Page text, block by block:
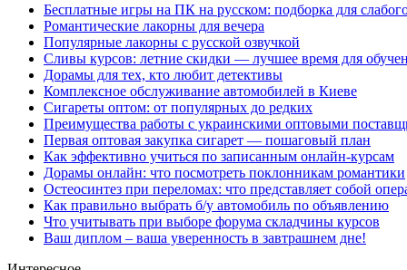
Бесплатные игры на ПК на русском: подборка для
Романтические лакорны для вечера
Популярные лакорны с русской озвучкой
Сливы курсов: летние скидки — лучшее время для
Дорамы для тех, кто любит детективы
Комплексное обслуживание автомобилей в Киеве
Сигареты оптом: от популярных до редких
Преимущества работы с украинскими оптовыми
Первая оптовая закупка сигарет — пошаговый план
Как эффективно учиться по записанным онлайн-курсам
Дорамы онлайн: что посмотреть поклонникам романтики
Остеосинтез при переломах: что представляет собой
Как правильно выбрать б/у автомобиль по объявлению
Что учитывать при выборе форума складчины курсов
Ваш диплом – ваша уверенность в завтрашнем дне!